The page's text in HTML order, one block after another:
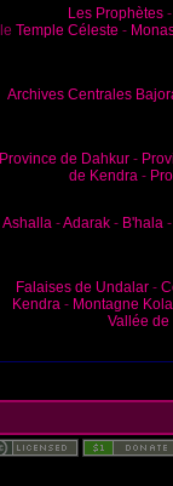
Les Prophètes
le Temple Céleste -
Archives Centrales
Province de Dahkur -
de Kendra-
Ashalla-Adarak- B'hala
Falaises de Undalar -
Kendra - Montagne Kola
Vallée de